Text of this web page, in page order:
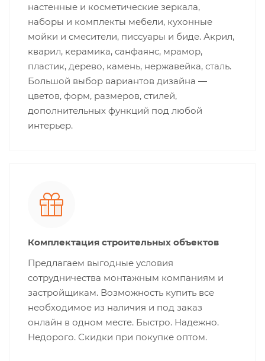
настенные и косметические зеркала,
наборы и комплекты мебели, кухонные
мойки и смесители, писсуары и биде. Акрил,
кварил, керамика, санфаянс, мрамор,
пластик, дерево, камень, нержавейка, сталь.
Большой выбор вариантов дизайна —
цветов, форм, размеров, стилей,
дополнительных функций под любой
интерьер.
Комплектация строительных объектов
Предлагаем выгодные условия
сотрудничества монтажным компаниям и
застройщикам. Возможность купить все
необходимое из наличия и под заказ
онлайн в одном месте. Быстро. Надежно.
Недорого. Скидки при покупке оптом.